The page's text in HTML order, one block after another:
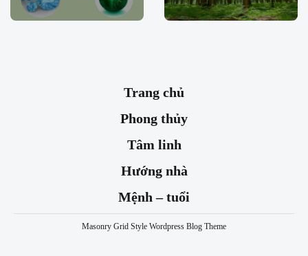
Trang chủ
Phong thủy
Tâm linh
Hướng nhà
Mệnh – tuổi
Masonry Grid Style Wordpress Blog Theme